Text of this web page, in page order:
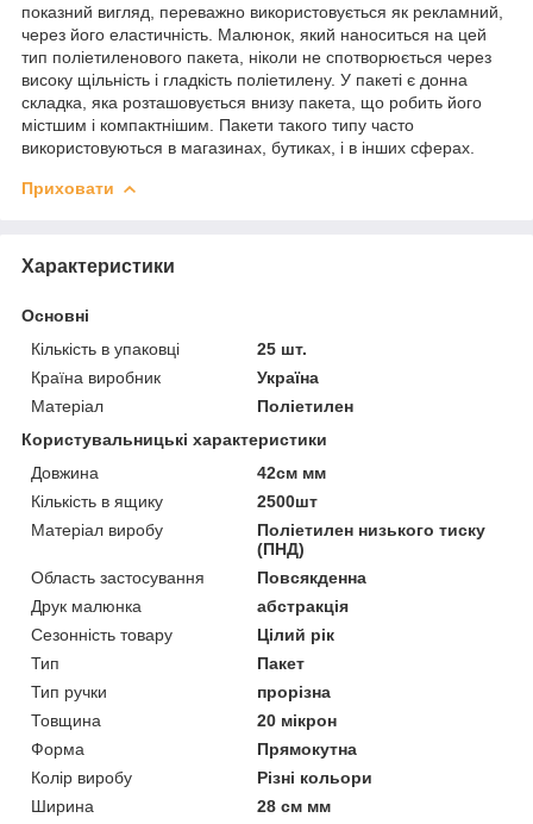
показний вигляд, переважно використовується як рекламний,
через його еластичність. Малюнок, який наноситься на цей
тип поліетиленового пакета, ніколи не спотворюється через
високу щільність і гладкість поліетилену. У пакеті є донна
складка, яка розташовується внизу пакета, що робить його
містшим і компактнішим. Пакети такого типу часто
використовуються в магазинах, бутиках, і в інших сферах.
Приховати
Характеристики
Основні
Кількість в упаковці
25 шт.
Країна виробник
Україна
Матеріал
Поліетилен
Користувальницькі характеристики
Довжина
42см мм
Кількість в ящику
2500шт
Матеріал виробу
Поліетилен низького тиску
(ПНД)
Область застосування
Повсякденна
Друк малюнка
абстракція
Сезонність товару
Цілий рік
Тип
Пакет
Тип ручки
прорізна
Товщина
20 мікрон
Форма
Прямокутна
Колір виробу
Різні кольори
Ширина
28 см мм